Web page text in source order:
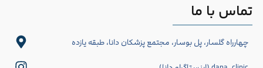
تماس با ما
چهارراه گلسار، پل بوسار، مجتمع پزشکان دانا، طبقه یازده